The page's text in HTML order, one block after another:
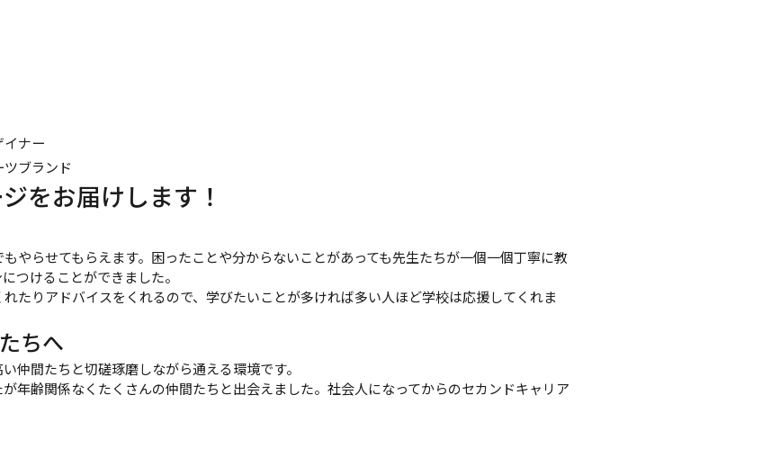
ナー
ブランド
をお届けします！
やらせてもらえます。困ったことや分からないことがあっても先生たちが一個一個丁寧に教
つけることができました。
たりアドバイスをくれるので、学びたいことが多ければ多い人ほど学校は応援してくれま
ちへ
仲間たちと切磋琢磨しながら通える環境です。
年齢関係なくたくさんの仲間たちと出会えました。社会人になってからのセカンドキャリア